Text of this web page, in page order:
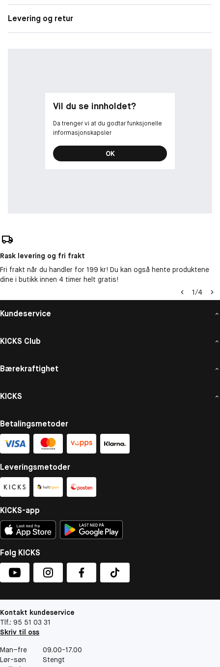
Toppnote: Bergamott, rosépepper
Hjertenote: Sjasmin, tuberose,
Bunnote: Vetiver, sandeltre, patsjuli, oud
Levering og retur
Vil du se innholdet?
Da trenger vi at du godtar funksjonelle
informasjonskapsler
OK
Rask levering og fri frakt
Fri frakt når du handler for 199 kr! Du kan også hente produktene
dine i butikk innen 4 timer helt gratis!
1/4
Kundeservice
KICKS Club
Bærekraftighet
KICKS
Betalingsmetoder
Leveringsmetoder
KICKS-app
Følg KICKS
Kontakt kundeservice
Tlf.: 95 51 03 31
Skriv til oss
Man–fre
09.00-17.00
Lør-søn
Stengt